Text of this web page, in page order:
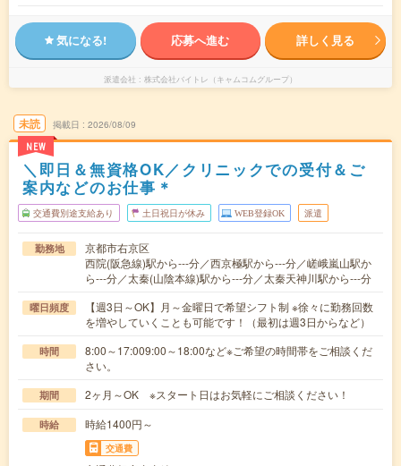
気になる! 応募へ進む 詳しく見る
派遣会社 株式会社バイトレ（キャムコムグループ）
未読
NEW
掲載日 2026/08/09
＼即日＆無資格OK／クリニックでの受付＆ご
案内などのお仕事＊
交通費別途支給あり 土日祝日が休み WEB登録OK 派遣
勤務地
京都市右京区
西院(阪急線)駅から---分／西京極駅から---分／嵯峨嵐山駅か
ら---分／太秦(山陰本線)駅から---分／太秦天神川駅から---分
曜日頻度
【週3日～OK】月～金曜日で希望シフト制 ※徐々に勤務回数
を増やしていくことも可能です！（最初は週3日からなど）
時間
8:00～17:009:00～18:00など※ご希望の時間帯をご相談くだ
さい。
期間 2ヶ月～OK ※スタート日はお気軽にご相談ください！
時給 時給1400円～
交通費